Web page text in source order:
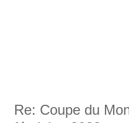
Re: Coupe du